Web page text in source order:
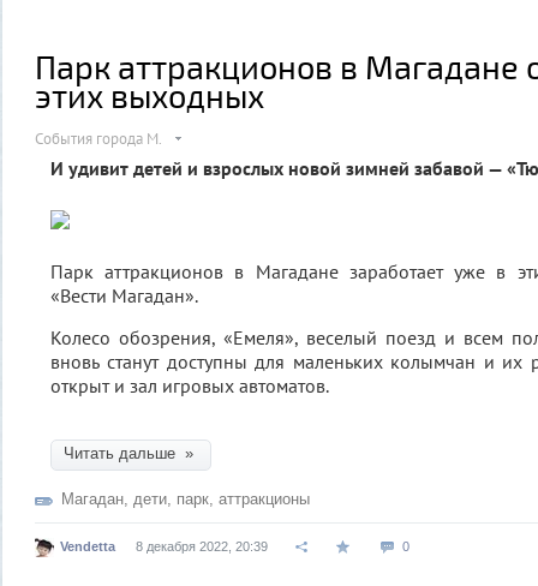
Парк аттракционов в Магадане
этих выходных
События города М.
И удивит детей и взрослых новой зимней забавой —
Парк аттракционов в Магадане заработает уже в
«Вести Магадан».
Колесо обозрения, «Емеля», веселый поезд и всем
вновь станут доступны для маленьких колымчан и их
открыт и зал игровых автоматов.
Читать дальше »
Магадан дети парк аттракционы
Vendetta 8 декабря 2022, 20:39 0